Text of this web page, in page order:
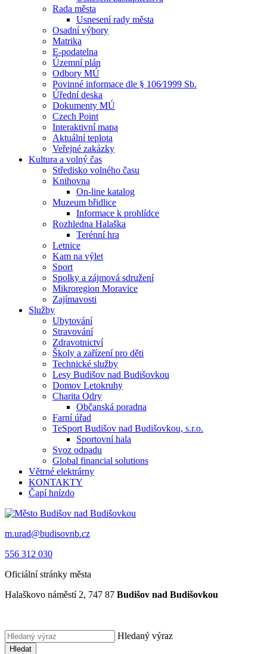
Rada města
Usnesení rady města
Osadní výbory
Matrika
E-podatelna
Územní plán
Odbory MÚ
Povinné informace dle § 106⁄1999 Sb.
Úřední deska
Dokumenty MÚ
Czech Point
Interaktivní mapa
Aktuální teplota
Veřejné zakázky
Kultura a volný čas
Středisko volného času
Knihovna
On-line katalog
Muzeum břidlice
Informace k prohlídce
Rozhledna Halaška
Terénní hra
Letnice
Kam na výlet
Sport
Spolky a zájmová sdružení
Mikroregion Moravice
Zajímavosti
Služby
Ubytování
Stravování
Zdravotnictví
Školy a zařízení pro děti
Technické služby
Lesy Budišov nad Budišovkou
Domov Letokruhy
Charita Odry
Občanská poradna
Farní úřad
TeSport Budišov nad Budišovkou, s.r.o.
Sportovní hala
Svoz odpadu
Global financial solutions
Větrné elektrárny
KONTAKTY
Čapí hnízdo
m.urad@budisovnb.cz
556 312 030
Oficiální stránky města
Halaškovo náměstí 2, 747 87 Budišov nad Budišovkou
Hledaný výraz
Hledat